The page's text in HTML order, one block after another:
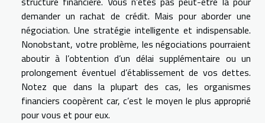
demander un rachat de crédit. Mais pour aborder une
négociation. Une stratégie intelligente et indispensable.
Nonobstant, votre problème, les négociations pourraient
aboutir à l’obtention d’un délai supplémentaire ou un
prolongement éventuel d’établissement de vos dettes.
Notez que dans la plupart des cas, les organismes
financiers coopèrent car, c’est le moyen le plus approprié
pour vous et pour eux.